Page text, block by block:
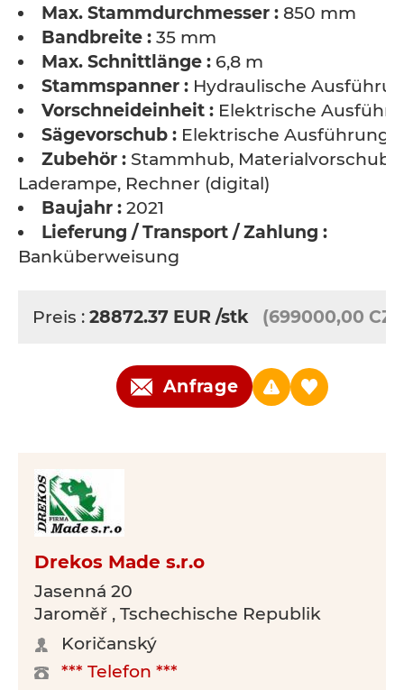
Max. Stammdurchmesser : 850 mm
Bandbreite : 35 mm
Max. Schnittlänge : 6,8 m
Stammspanner : Hydraulische
Vorschneideinheit : Elektrische
Sägevorschub : Elektrische Ausführung
Zubehör : Stammhub, Materialvorschub,
Laderampe, Rechner (digital)
Baujahr : 2021
Lieferung / Transport / Zahlung :
Banküberweisung
Preis : 28872.37 EUR /stk (699000,00
Anfrage
Drekos Made s.r.o
Jasenná 20
Jaroměř , Tschechische Republik
Koričanský
*** Telefon ***